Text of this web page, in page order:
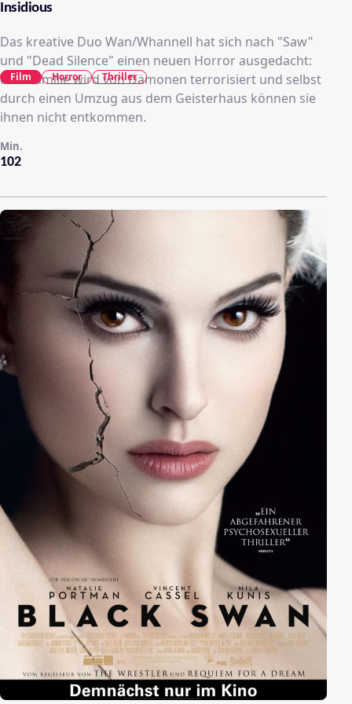
Insidious
Das kreative Duo Wan/Whannell hat sich nach "Saw"
und "Dead Silence" einen neuen Horror ausgedacht:
eine Familie wird von Dämonen terrorisiert und selbst
durch einen Umzug aus dem Geisterhaus können sie
ihnen nicht entkommen.
102
Min.
Film Horror Thriller